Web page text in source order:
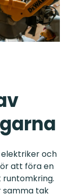
och
att föra en
samma tak